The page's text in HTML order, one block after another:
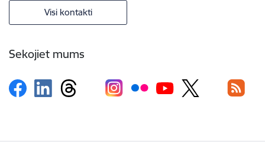
Visi kontakti
Sekojiet mums